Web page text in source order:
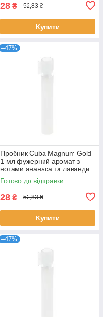
28 ₴ 52,83 ₴
Купити
–47%
Пробник Cuba Magnum Gold
1 мл фужерний аромат з
нотами ананаса та лаванди
унісекс парфуми Куба
Магнум Голд
Готово до відправки
28 ₴ 52,83 ₴
Купити
–47%